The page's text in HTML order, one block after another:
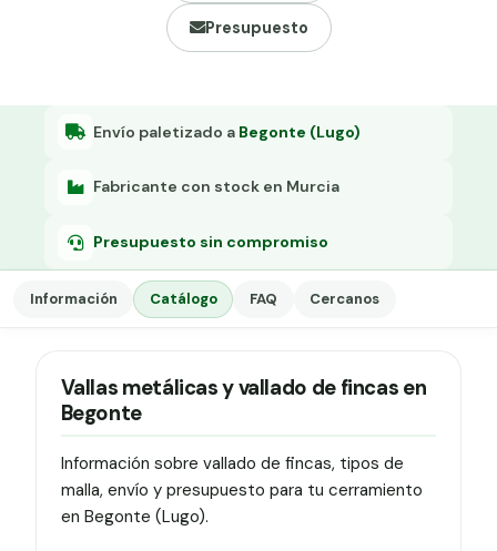
Grapa malla H.
Presupuesto
Envío paletizado a Begonte (Lugo)
Fabricante con stock en Murcia
Presupuesto sin compromiso
Información Catálogo FAQ Cercanos
Vallas metálicas y vallado de fincas en
Begonte
Información sobre vallado de fincas, tipos de
malla, envío y presupuesto para tu cerramiento
en Begonte (Lugo).